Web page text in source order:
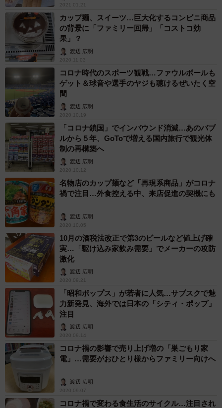
2021.01.21
カップ麺、スイーツ…巨大化するコンビニ商品
の背景に「ファミリー回帰」「コストコ効
果」？
渡辺 広明
2020.11.03
コロナ時代のスポーツ観戦…ファウルボールも
ゲット＆球音や選手のヤジも聴けるぜいたく空
間
渡辺 広明
2020.10.19
「コロナ鎖国」でインバウンド消滅…あのバブ
ルから５年、GoToで増える国内旅行で観光体
制の再構築へ
渡辺 広明
2020.10.12
名物店のカップ麺など「再現系商品」がコロナ
禍で注目…外食控える中、来店促進の契機にも
渡辺 広明
2020.10.05
10月の酒税法改正で第3のビールなど値上げ確
実…「駆け込み家飲み需要」でメーカーの攻防
激化
渡辺 広明
2020.09.21
「昭和ポップス」が若者に人気…サブスクで魅
力新発見、海外では日本の「シティ・ポップ」
注目
渡辺 広明
2020.09.14
コロナ禍の影響で売り上げ増の「巣ごもり家
電」…需要がおひとり様からファミリー向けへ
渡辺 広明
2020.09.07
コロナ禍で変わる食生活のサイクル…注目され